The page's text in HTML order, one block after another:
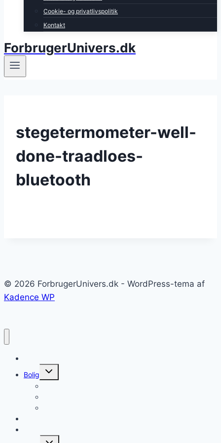
Cookie- og privatlivspolitik
Kontakt
ForbrugerUnivers.dk
stegetermometer-well-
done-traadloes-
bluetooth
© 2026 ForbrugerUnivers.dk - WordPress-tema af
Kadence WP
Bolig
Skift
Skift